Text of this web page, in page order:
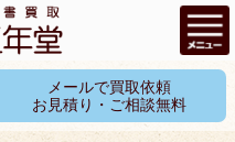
メールで買取依頼
お見積り・ご相談無料